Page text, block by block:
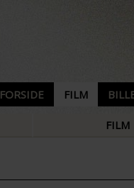
FORSIDE FILM
FILM